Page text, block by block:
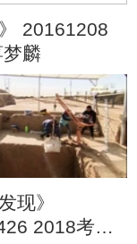
》 20161208
麟
现》
2018考古